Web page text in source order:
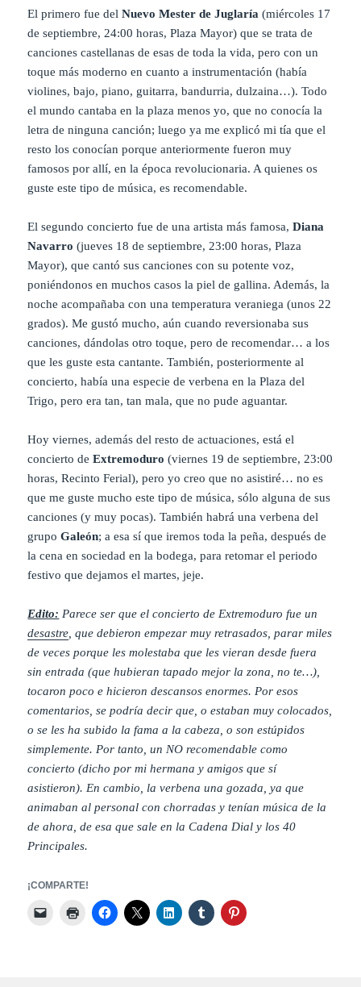
El primero fue delNuevo Mester de Juglaría (miércoles 17
de septiembre, 24:00 horas, Plaza Mayor) que se trata de
canciones castellanas de esas de toda la vida, pero con un
toque más moderno en cuanto a instrumentación (había
violines, bajo, piano, guitarra, bandurria, dulzaina…). Todo
el mundo cantaba en la plaza menos yo, que no conocía la
letra de ninguna canción; luego ya me explicó mi tía que el
resto los conocían porque anteriormente fueron muy
famosos por allí, en la época revolucionaria. A quienes os
guste este tipo de música, es recomendable.
El segundo concierto fue de una artista más famosa,Diana
Navarro (jueves 18 de septiembre, 23:00 horas, Plaza
Mayor), que cantó sus canciones con su potente voz,
poniéndonos en muchos casos la piel de gallina. Además, la
noche acompañaba con una temperatura veraniega (unos 22
grados). Me gustó mucho, aún cuando reversionaba sus
canciones, dándolas otro toque, pero de recomendar… a los
que les guste esta cantante. También, posteriormente al
concierto, había una especie de verbena en la Plaza del
Trigo, pero era tan, tan mala, que no pude aguantar.
Hoy viernes, además del resto de actuaciones, está el
concierto deExtremoduro (viernes 19 de septiembre, 23:00
horas, Recinto Ferial), pero yo creo que no asistiré… no es
que me guste mucho este tipo de música, sólo alguna de sus
canciones (y muy pocas). También habrá una verbena del
grupoGaleón; a esa sí que iremos toda la peña, después de
la cena en sociedad en la bodega, para retomar el periodo
festivo que dejamos el martes, jeje.
Edito: Parece ser que el concierto de Extremoduro fue un
desastre, que debieron empezar muy retrasados, parar miles
de veces porque les molestaba que les vieran desde fuera
sin entrada (que hubieran tapado mejor la zona, no te…),
tocaron poco e hicieron descansos enormes. Por esos
comentarios, se podría decir que, o estaban muy colocados,
o se les ha subido la fama a la cabeza, o son estúpidos
simplemente. Por tanto, un NO recomendable como
concierto (dicho por mi hermana y amigos que sí
asistieron). En cambio, la verbena una gozada, ya que
animaban al personal con chorradas y tenían música de la
de ahora, de esa que sale en la Cadena Dial y los 40
Principales.
¡COMPARTE!